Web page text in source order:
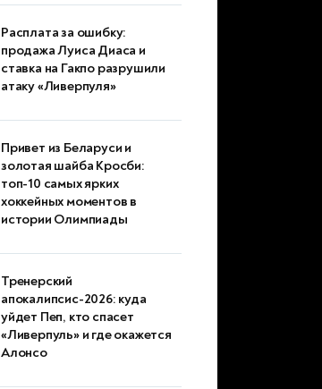
Расплата за ошибку:
продажа Луиса Диаса и
ставка на Гакпо разрушили
атаку «Ливерпуля»
Привет из Беларуси и
золотая шайба Кросби:
топ-10 самых ярких
хоккейных моментов в
истории Олимпиады
Тренерский
апокалипсис-2026: куда
уйдет Пеп, кто спасет
«Ливерпуль» и где окажется
Алонсо